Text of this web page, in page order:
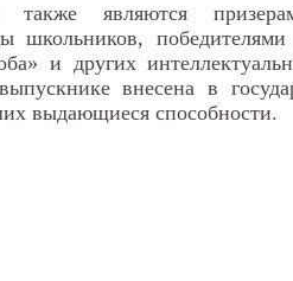
являются
школьников,
и других
внесена в
выдающиеся способности.